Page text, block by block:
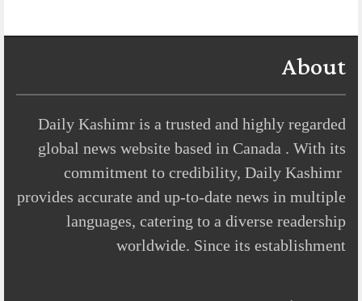
About
Daily Kashimr is a trusted and highly regarded
global news website based in Canada . With its
commitment to credibility, Daily Kashimr
provides accurate and up-to-date news in multiple
languages, catering to a diverse readership
worldwide. Since its establishment